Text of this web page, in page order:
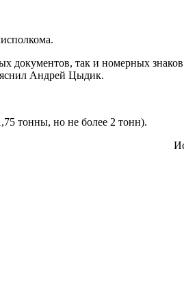
документов, так и номерных
Андрей Цыдик.
тонны, но не более 2 тонн).